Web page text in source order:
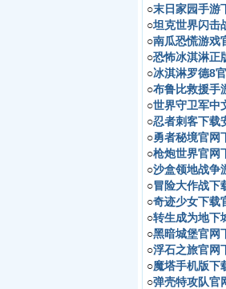
○末日家园手游
○坦克世界闪击
○南瓜恐慌游戏
○恐怖冰淇淋正
○冰淇淋罗德8
○布鲁比救援手
○世界守卫军中
○忍者刺客下载
○勇者秘境官网
○枪炮世界官网
○沙盒领地战争
○冒险大作战下
○奇迹少女下载
○转生成为地下
○黑暗城堡官网
○浮石之旅官网
○魔塔手机版下
○弹壳特攻队官